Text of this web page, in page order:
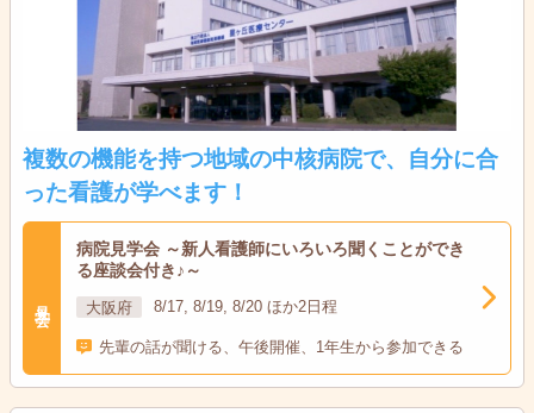
複数の機能を持つ地域の中核病院で、自分に合
った看護が学べます！
病院見学会 ～新人看護師にいろいろ聞くことができ
る座談会付き♪～
大阪府 8/17, 8/19, 8/20 ほか2日程
先輩の話が聞ける、午後開催、1年生から参加できる